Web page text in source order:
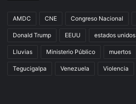
AMDC CNE Congreso Nacional
Donald Trump EEUU estados unidos
Lluvias Ministerio Público muertos
Tegucigalpa Venezuela Violencia